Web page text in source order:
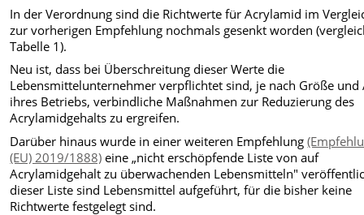
In der Verordnung sind die Richtwerte für Acrylamid im
zur vorherigen Empfehlung nochmals gesenkt worden
Tabelle 1).
Neu ist, dass bei Überschreitung dieser Werte die
Lebensmittelunternehmer verpflichtet sind, je nach Größe und
ihres Betriebs, verbindliche Maßnahmen zur Reduzierung des
Acrylamidgehalts zu ergreifen.
Darüber hinaus wurde in einer weiteren Empfehlung
(EU) 2019/1888) eine „nicht erschöpfende Liste von auf
Acrylamidgehalt zu überwachenden Lebensmitteln"
dieser Liste sind Lebensmittel aufgeführt, für die bisher keine
Richtwerte festgelegt sind.